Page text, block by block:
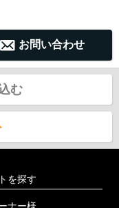
お問い合わせ
む
を探す
ナー様